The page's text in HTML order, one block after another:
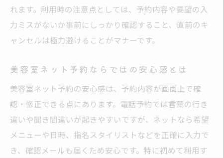
れます。利用時の注意点としては、予約内容や要望の入
力ミスがないか事前にしっかり確認すること、直前のキ
ャンセルは極力避けることがマナーです。
美容室ネット予約ならではの安心感とは
美容室ネット予約の安心感は、予約内容が画面上で確
認・修正できる点にあります。電話予約では言葉の行き
違いや聞き間違いが起きやすいですが、ネットなら希望
メニューや日時、指名スタイリストなどを正確に入力で
き、確認メールも届くため安心です。特に初めて利用す